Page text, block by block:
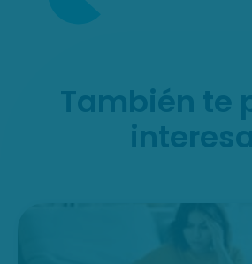
También te